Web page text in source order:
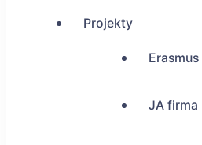
Projekty
Erasmus
JA firma